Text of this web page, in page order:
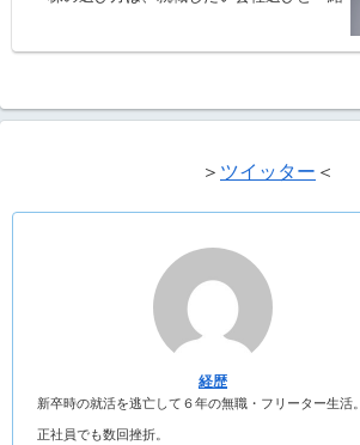
＞ ツイッター ＜
経歴
新卒時の就活を逃亡して６年の無職・フリーター生活。
正社員でも数回挫折。